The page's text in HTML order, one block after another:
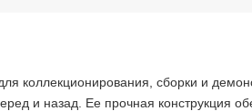
коллекционирования, сборки и
и назад. Ее прочная конструкция